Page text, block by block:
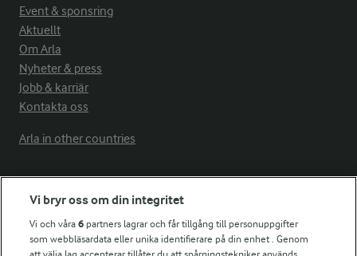
Event & sponsring
Aktuellt
Om Arla
Nyheter & press
Jobb & karriär
Kontakta oss
Arla in other countries
Fler Arlasajter
För ägare
Vi bryr oss om din integritet
Vi och våra6 partners lagrar och får tillgång till personuppgifter
som webbläsardata eller unika identifierare på din enhet . Genom